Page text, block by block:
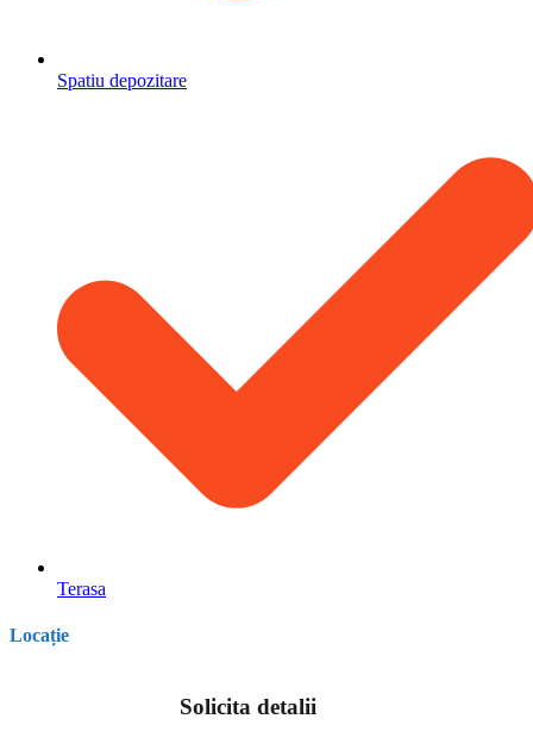
Spatiu depozitare
Terasa
Locație
Solicita detalii